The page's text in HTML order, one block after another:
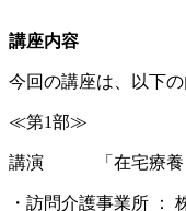
講座内容
今回の講座は、以下
≪第1部≫
講演 「在宅療養・
・訪問介護事業